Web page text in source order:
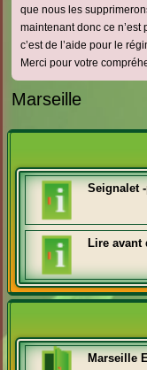
que nous les
maintenant donc ce n’est
c’est de l’aide pour le
Merci pour votre
Marseille
Seignalet
Lire avant
Marseille